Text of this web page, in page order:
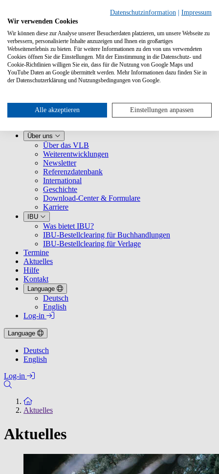
Leistungen
VLB kennenlernen
Für Selfpublisher
Für Dienstleister
Über uns
Über das VLB
Weiterentwicklungen
Newsletter
Referenzdatenbank
International
Geschichte
Download-Center & Formulare
Karriere
IBU
Was bietet IBU?
IBU-Bestellclearing für Buchhandlungen
IBU-Bestellclearing für Verlage
Termine
Aktuelles
Hilfe
Kontakt
Language
Deutsch
English
Log-in
Language
Deutsch
English
Log-in
Zur Startseite
Aktuelles
Aktuelles
Datenschutzinformation
Impressum
Wir verwenden Cookies
Wir können diese zur Analyse unserer Besucherdaten platzieren, um unsere Webseite zu
verbessern, personalisierte Inhalte anzuzeigen und Ihnen ein großartiges
Webseitenerlebnis zu bieten. Für weitere Informationen zu den von uns verwendeten
Cookies öffnen Sie die Einstellungen. Mit der Einstimmung in die Datenschutz- und
Cookie-Richtlinien willigen Sie ein, dass für die Nutzung von Google Maps und
YouTube Daten an Google übermittelt werden. Mehr Informationen dazu finden Sie in
der Datenschutzerklärung und Nutzungsbedingungen von Google.
Alle akzeptieren Einstellungen anpassen